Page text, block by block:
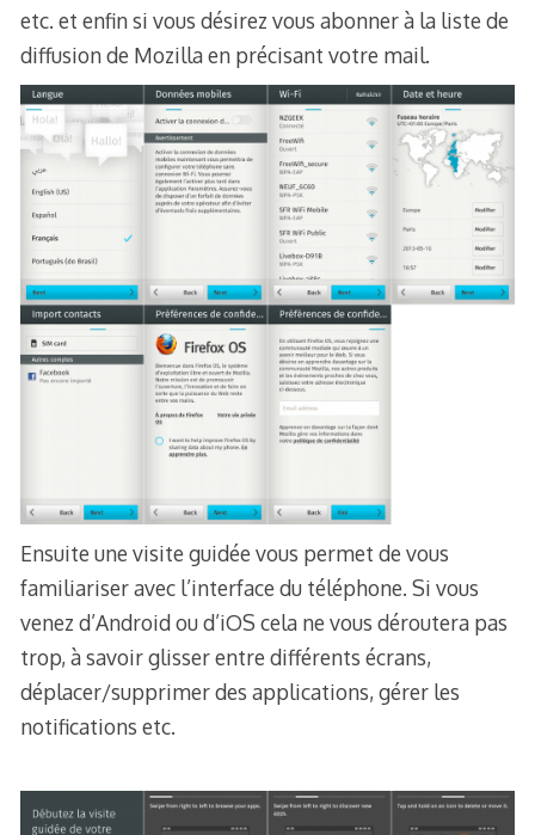
etc. et enfin si vous désirez vous abonner à la liste de
diffusion de Mozilla en précisant votre mail.
Ensuite une visite guidée vous permet de vous
familiariser avec l’interface du téléphone. Si vous
venez d’Android ou d’iOS cela ne vous déroutera pas
trop, à savoir glisser entre différents écrans,
déplacer/supprimer des applications, gérer les
notifications etc.